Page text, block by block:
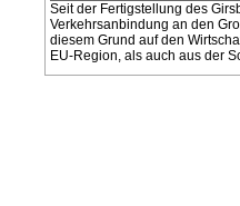
Seit der Fertigstellung des
Verkehrsanbindung an den
diesem Grund auf den
EU-Region, als auch aus der